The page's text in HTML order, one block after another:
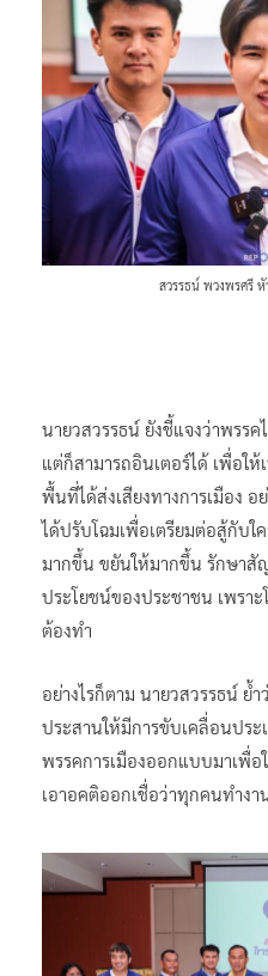
สวรรธน์ พวงพรศรี
นายวสวรรธน์ ยังชี้แจงว่าพรร
แต่ก็สามารถอินเตอร์ได้ เพื่อใ
พื้นที่ได้ส่งเสียงทางการเมือง อ
ได้ปรับโฉมเพื่อเตรียมต่อสู้กับใ
มากขึ้น ขยันให้มากขึ้น รักษาสั
ประโยชน์ของประชาชน เพราะ
ต้องทำ
อย่างไรก็ตาม นายวสวรรธน์ ย้
ประสานให้มีการขับเคลื่อนปร
พรรคการเมืองออกแบบมาเพื่
เอาอคติออกเชื่อว่าทุกคนทำง